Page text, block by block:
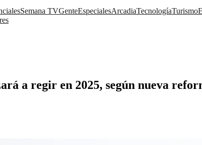
Semana TVGenteEspecialesArcadiaTecnologíaTurismo
a regir en 2025, según nueva